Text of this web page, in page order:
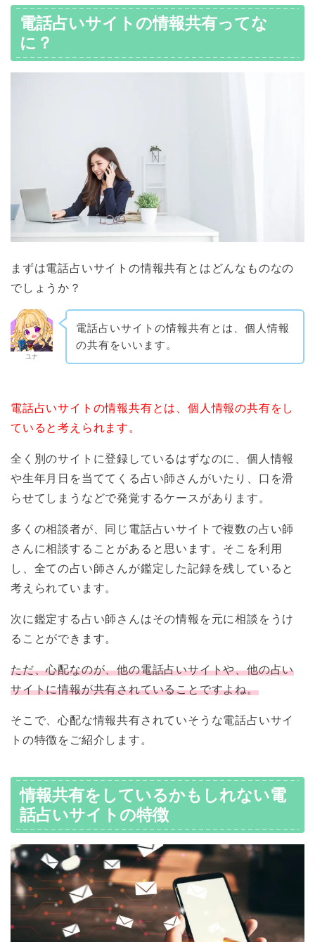
電話占いサイトの情報共有ってな
に？
まずは電話占いサイトの情報共有とはどんなものなの
でしょうか？
ユナ
電話占いサイトの情報共有とは、個人情報
の共有をいいます。
電話占いサイトの情報共有とは、個人情報の共有をし
ていると考えられます。
全く別のサイトに登録しているはずなのに、個人情報
や生年月日を当ててくる占い師さんがいたり、口を滑
らせてしまうなどで発覚するケースがあります。
多くの相談者が、同じ電話占いサイトで複数の占い師
さんに相談することがあると思います。そこを利用
し、全ての占い師さんが鑑定した記録を残していると
考えられています。
次に鑑定する占い師さんはその情報を元に相談をうけ
ることができます。
ただ、心配なのが、他の電話占いサイトや、他の占い
サイトに情報が共有されていることですよね。
そこで、心配な情報共有されていそうな電話占いサイ
トの特徴をご紹介します。
情報共有をしているかもしれない電
話占いサイトの特徴